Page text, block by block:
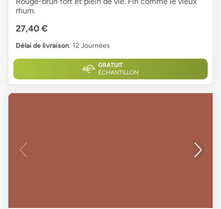
rhum.
27,40 €
Délai de livraison: 12 Journées
GRATUIT
ÉCHANTILLON